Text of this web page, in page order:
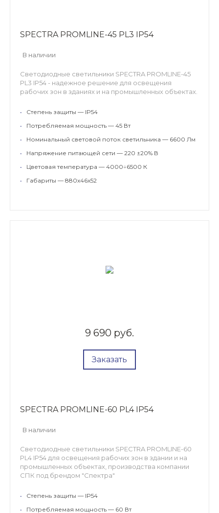
SPECTRA PROMLINE-45 PL3 IP54
В наличии
Светодиодные светильники SPECTRA PROMLINE-45
PL3 IP54 - надежное решение для освещения
рабочих зон в зданиях и на промышленных объектах.
•
Степень защиты — IP54
•
Потребляемая мощность — 45 Вт
•
Номинальный световой поток светильника — 6600 Лм
•
Напряжение питающей сети — 220 ±20% В
•
Цветовая температура — 4000÷6500 К
•
Габариты — 880х46х52
9 690 руб.
Заказать
SPECTRA PROMLINE-60 PL4 IP54
В наличии
Светодиодные светильники SPECTRA PROMLINE-60
PL4 IP54 для освещения рабочих зон в здании и на
промышленных объектах, производства компании
СПК под брендом "Спектра"
•
Степень защиты — IP54
•
Потребляемая мощность — 60 Вт